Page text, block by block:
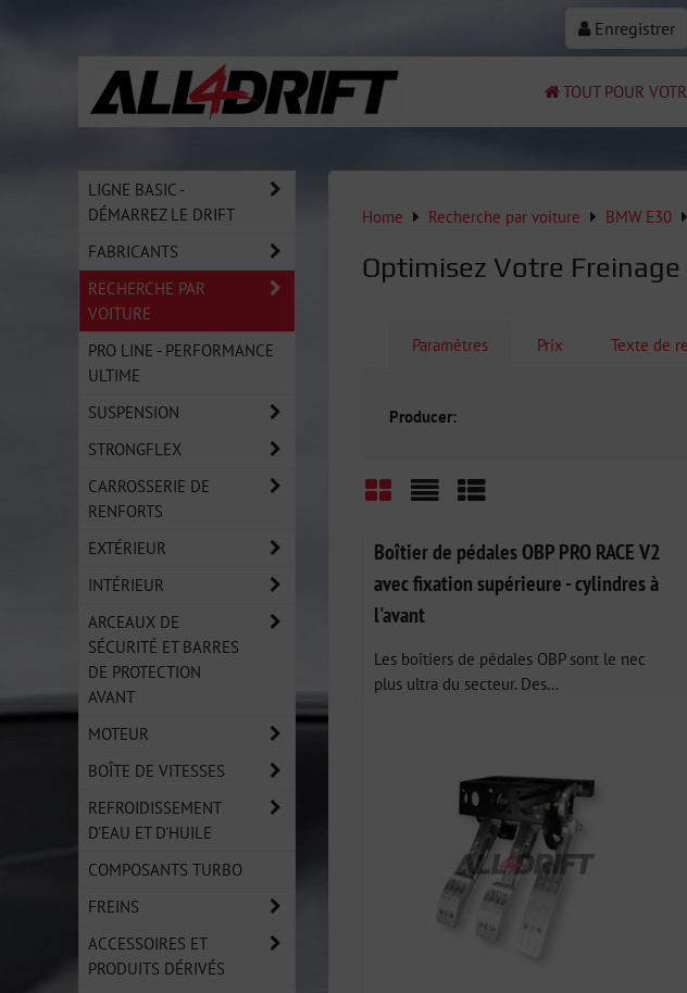
Enregistrer
TOUT POUR
Home Recherche par voiture BMW E30
Optimisez Votre
Paramètres Prix Texte de
Producer:
Boîtier de pédales OBP PRO RACE V2
avec fixation supérieure - cylindres à
l'avant
Les boîtiers de pédales OBP sont le nec
plus ultra du secteur. Des...
LIGNE BASIC -
DÉMARREZ LE DRIFT
FABRICANTS
RECHERCHE PAR
VOITURE
PRO LINE - PERFORMANCE
ULTIME
SUSPENSION
STRONGFLEX
CARROSSERIE DE
RENFORTS
EXTÉRIEUR
INTÉRIEUR
ARCEAUX DE
SÉCURITÉ ET BARRES
DE PROTECTION
AVANT
MOTEUR
BOÎTE DE VITESSES
REFROIDISSEMENT
D'EAU ET D'HUILE
COMPOSANTS TURBO
FREINS
ACCESSOIRES ET
PRODUITS DÉRIVÉS